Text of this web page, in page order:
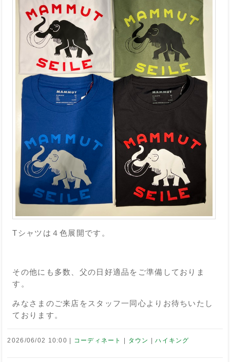
Tシャツは４色展開です。
その他にも多数、父の日好適品をご準備しておりま
す。
みなさまのご来店をスタッフ一同心よりお待ちいたし
ております。
2026/06/02 10:00 コーディネート タウン ハイキング